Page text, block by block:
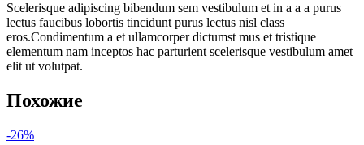
Scelerisque adipiscing bibendum sem vestibulum et in a a a purus
lectus faucibus lobortis tincidunt purus lectus nisl class
eros.Condimentum a et ullamcorper dictumst mus et tristique
elementum nam inceptos hac parturient scelerisque vestibulum amet
elit ut volutpat.
Похожие
-26%